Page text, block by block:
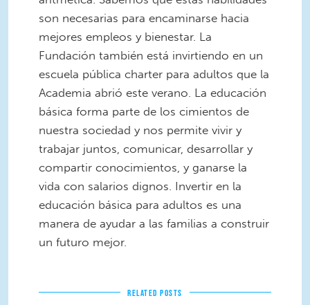
son necesarias para encaminarse hacia
mejores empleos y bienestar. La
Fundación también está invirtiendo en un
escuela pública charter para adultos que la
Academia abrió este verano. La educación
básica forma parte de los cimientos de
nuestra sociedad y nos permite vivir y
trabajar juntos, comunicar, desarrollar y
compartir conocimientos, y ganarse la
vida con salarios dignos. Invertir en la
educación básica para adultos es una
manera de ayudar a las familias a construir
un futuro mejor.
RELATED POSTS